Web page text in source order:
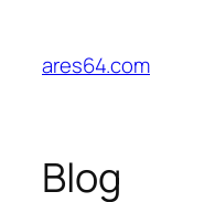
springen
ares64.com
Blog